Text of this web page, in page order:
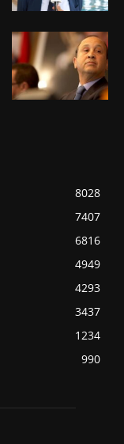
8028
7407
6816
4949
4293
3437
1234
990